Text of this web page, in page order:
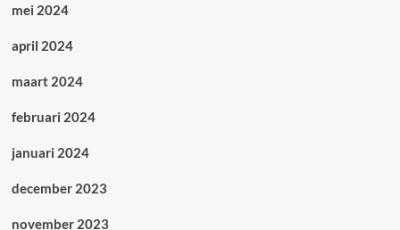
mei 2024
april 2024
maart 2024
februari 2024
januari 2024
december 2023
november 2023